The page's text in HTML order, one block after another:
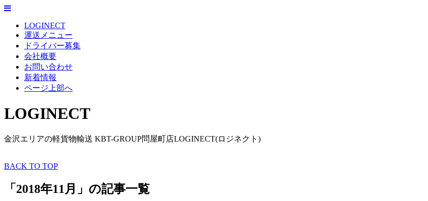
LOGINECT
運送メニュー
ドライバー募集
会社概要
お問い合わせ
新着情報
ページ上部へ
LOGINECT
金沢エリアの軽貨物輸送 KBT-GROUP問屋町店LOGINECT(ロジネクト)
BACK TO TOP
「2018年11月」の記事一覧